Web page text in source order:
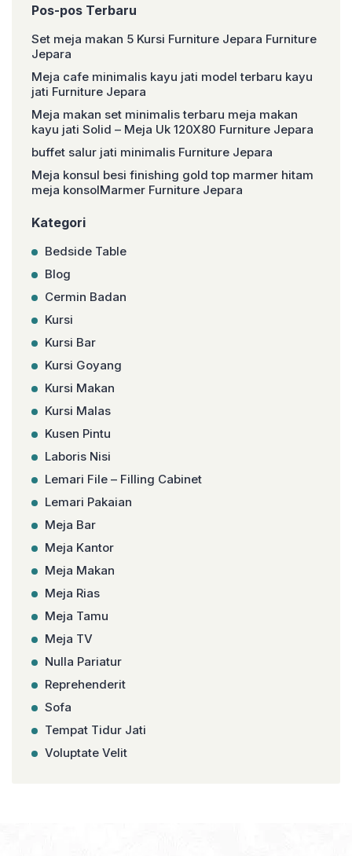
Pos-pos Terbaru
Set meja makan 5 Kursi Furniture Jepara Furniture
Jepara
Meja cafe minimalis kayu jati model terbaru kayu
jati Furniture Jepara
Meja makan set minimalis terbaru meja makan
kayu jati Solid – Meja Uk 120X80 Furniture Jepara
buffet salur jati minimalis Furniture Jepara
Meja konsul besi finishing gold top marmer hitam
meja konsolMarmer Furniture Jepara
Kategori
Bedside Table
Blog
Cermin Badan
Kursi
Kursi Bar
Kursi Goyang
Kursi Makan
Kursi Malas
Kusen Pintu
Laboris Nisi
Lemari File – Filling Cabinet
Lemari Pakaian
Meja Bar
Meja Kantor
Meja Makan
Meja Rias
Meja Tamu
Meja TV
Nulla Pariatur
Reprehenderit
Sofa
Tempat Tidur Jati
Voluptate Velit